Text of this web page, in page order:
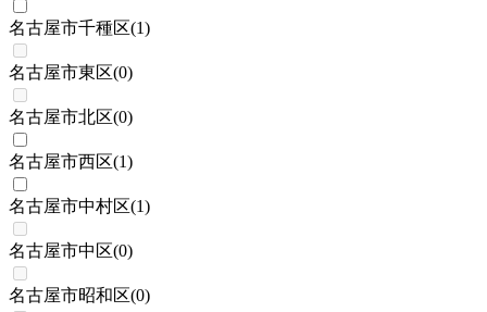
名古屋市千種区(1)
名古屋市東区(0)
名古屋市北区(0)
名古屋市西区(1)
名古屋市中村区(1)
名古屋市中区(0)
名古屋市昭和区(0)